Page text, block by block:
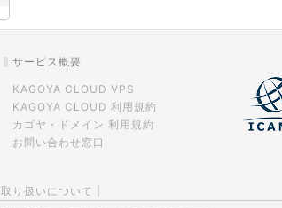
サービス概要
KAGOYA CLOUD VPS
KAGOYA CLOUD 利用規約
カゴヤ・ドメイン 利用規約
お問い合わせ窓口
り扱いについて